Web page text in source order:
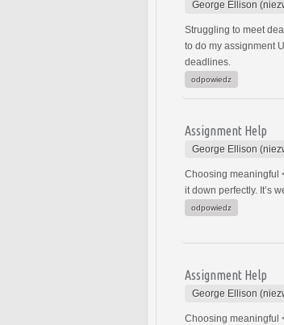
George Ellison
Struggling to meet
to do my assignment
deadlines.
odpowiedz
Assignment Help
George Ellison
Choosing meaningful
it down perfectly. It’s
odpowiedz
Assignment Help
George Ellison
Choosing meaningful